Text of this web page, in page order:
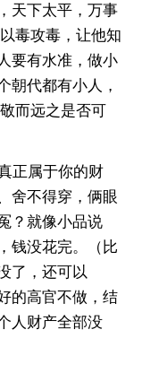
天下太平，万事
毒攻毒，让他知
要有水准，做小
朝代都有小人，
而远之是否可
正属于你的财
舍不得穿，俩眼
？就像小品说
钱没花完。（比
了，还可以
的高官不做，结
人财产全部没